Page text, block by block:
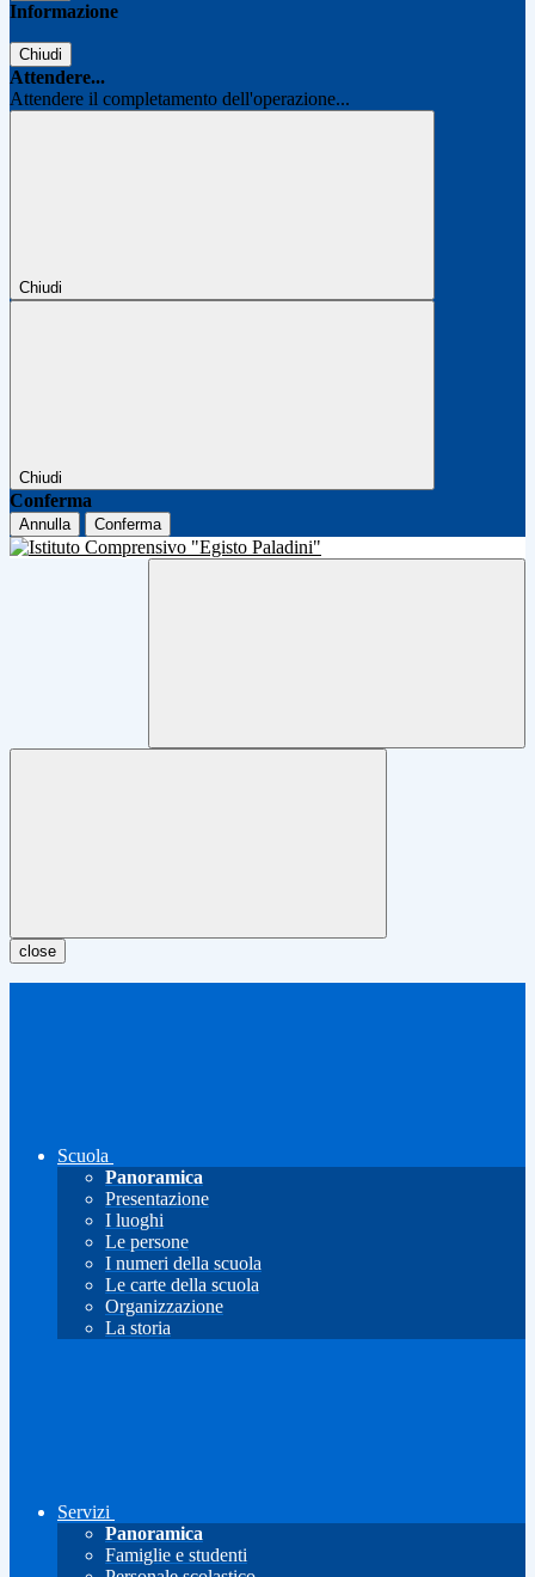
Informazione
Chiudi
Attendere...
Attendere il completamento dell'operazione...
Chiudi
Chiudi
Conferma
Annulla Conferma
close
Scuola
Panoramica
Presentazione
I luoghi
Le persone
I numeri della scuola
Le carte della scuola
Organizzazione
La storia
Servizi
Panoramica
Famiglie e studenti